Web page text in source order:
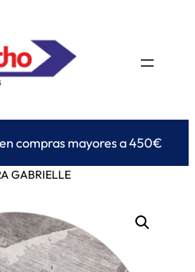
compras mayores a 450€
GABRIELLE